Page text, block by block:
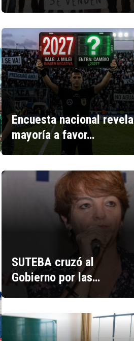
Encuesta nacional revela
mayoría a favor…
SUTEBA cruzó al
Gobierno por las…